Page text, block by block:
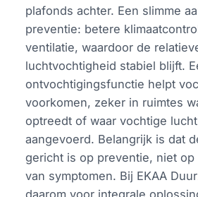
plafonds achter. Een slimme
preventie: betere
ventilatie, waardoor de
luchtvochtigheid stabiel blijft.
ontvochtigingsfunctie helpt
voorkomen, zeker in ruimtes
optreedt of waar vochtige
aangevoerd. Belangrijk is dat
gericht is op preventie, niet op
van symptomen. Bij EKAA
daarom voor integrale